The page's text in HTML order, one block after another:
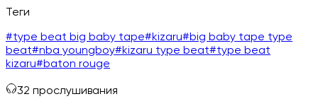
Теги
#type beat big baby tape#kizaru#big baby tape type
beat#nba youngboy#kizaru type beat#type beat
kizaru#baton rouge
32 прослушивания